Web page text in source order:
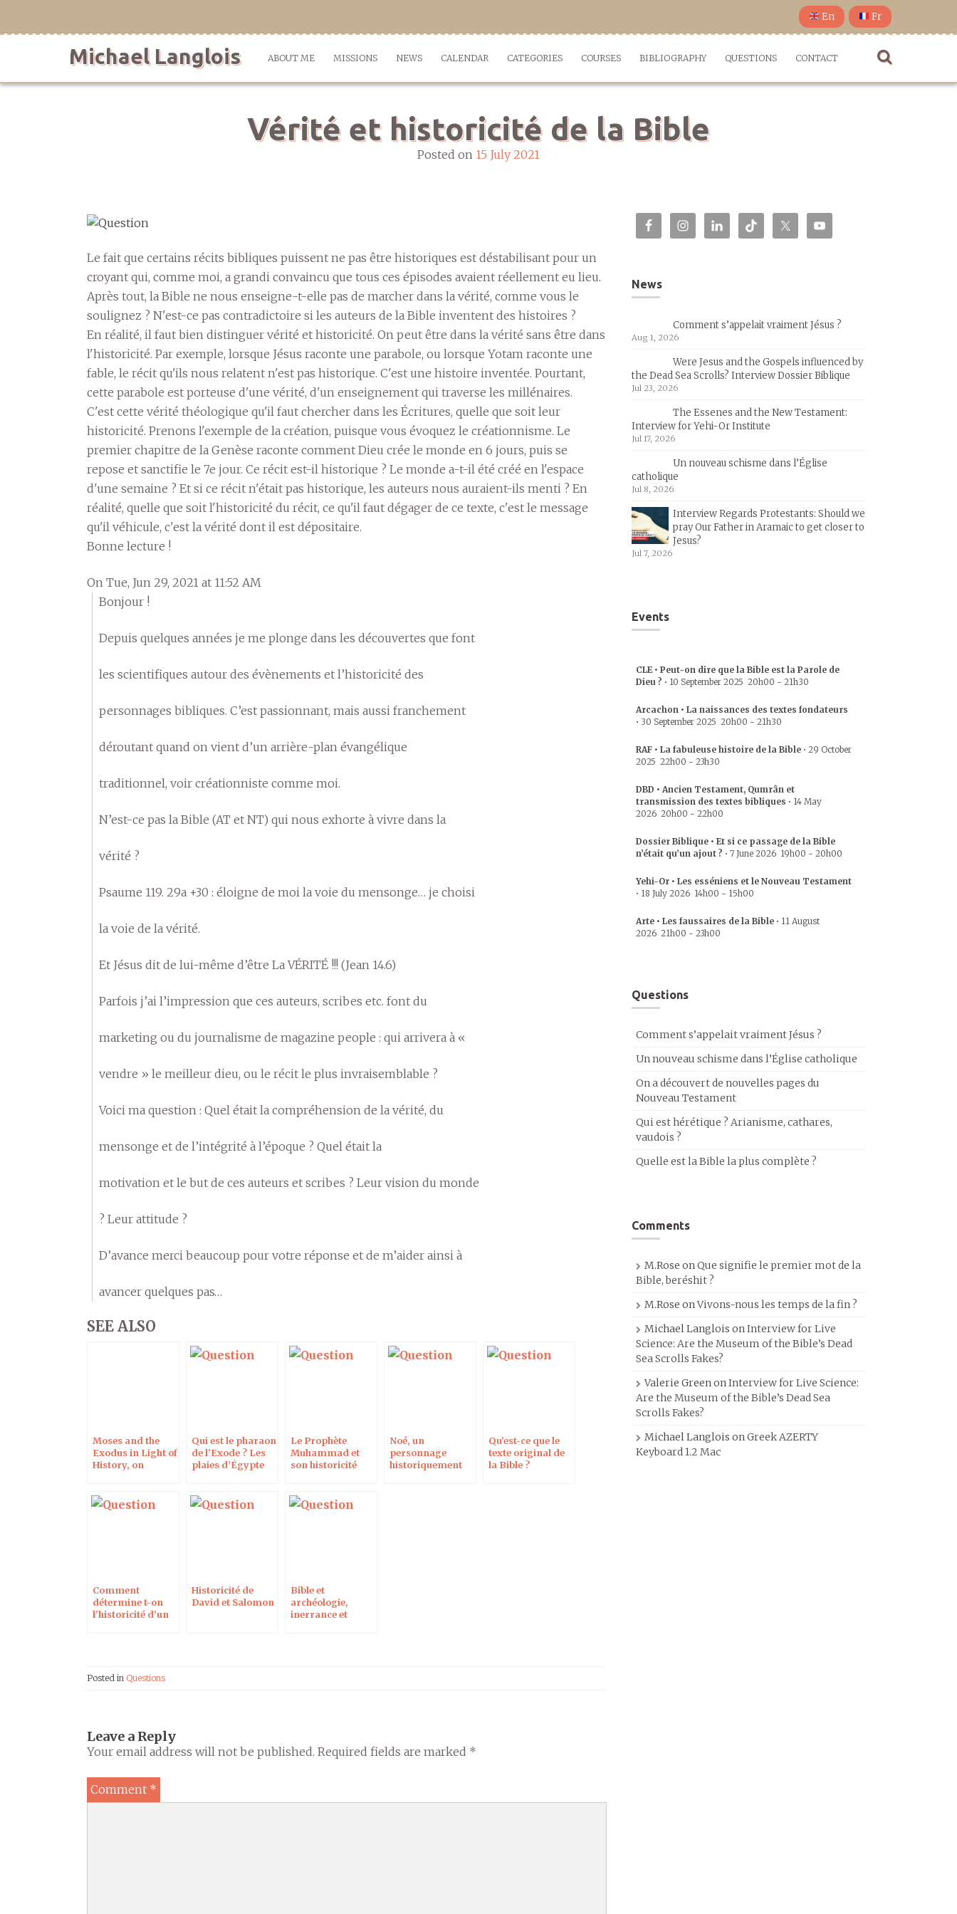
En Fr
Michael Langlois ABOUT ME MISSIONS NEWS CALENDAR CATEGORIES COURSES BIBLIOGRAPHY QUESTIONS CONTACT
Vérité et historicité de la Bible
Posted on 15 July 2021
Le fait que certains récits bibliques puissent ne pas être historiques est déstabilisant pour un
croyant qui, comme moi, a grandi convaincu que tous ces épisodes avaient réellement eu lieu.
Après tout, la Bible ne nous enseigne-t-elle pas de marcher dans la vérité, comme vous le
soulignez ? N'est-ce pas contradictoire si les auteurs de la Bible inventent des histoires ?
En réalité, il faut bien distinguer vérité et historicité. On peut être dans la vérité sans être dans
l'historicité. Par exemple, lorsque Jésus raconte une parabole, ou lorsque Yotam raconte une
fable, le récit qu'ils nous relatent n'est pas historique. C'est une histoire inventée. Pourtant,
cette parabole est porteuse d'une vérité, d'un enseignement qui traverse les millénaires.
C'est cette vérité théologique qu'il faut chercher dans les Écritures, quelle que soit leur
historicité. Prenons l'exemple de la création, puisque vous évoquez le créationnisme. Le
premier chapitre de la Genèse raconte comment Dieu crée le monde en 6 jours, puis se
repose et sanctifie le 7e jour. Ce récit est-il historique ? Le monde a-t-il été créé en l'espace
d'une semaine ? Et si ce récit n'était pas historique, les auteurs nous auraient-ils menti ? En
réalité, quelle que soit l'historicité du récit, ce qu'il faut dégager de ce texte, c'est le message
qu'il véhicule, c'est la vérité dont il est dépositaire.
Bonne lecture !
On Tue, Jun 29, 2021 at 11:52 AM
Bonjour !
Depuis quelques années je me plonge dans les découvertes que font
les scientifiques autour des évènements et l’historicité des
personnages bibliques. C’est passionnant, mais aussi franchement
déroutant quand on vient d’un arrière-plan évangélique
traditionnel, voir créationniste comme moi.
N’est-ce pas la Bible (AT et NT) qui nous exhorte à vivre dans la
vérité ?
Psaume 119. 29a +30 : éloigne de moi la voie du mensonge… je choisi
la voie de la vérité.
Et Jésus dit de lui-même d’être La VÉRITÉ !!! (Jean 14.6)
Parfois j’ai l’impression que ces auteurs, scribes etc. font du
marketing ou du journalisme de magazine people : qui arrivera à «
vendre » le meilleur dieu, ou le récit le plus invraisemblable ?
Voici ma question : Quel était la compréhension de la vérité, du
mensonge et de l’intégrité à l’époque ? Quel était la
motivation et le but de ces auteurs et scribes ? Leur vision du monde
? Leur attitude ?
D’avance merci beaucoup pour votre réponse et de m’aider ainsi à
avancer quelques pas…
SEE ALSO
Moses and the
Exodus in Light of
History, on
Qui est le pharaon
de l’Exode ? Les
plaies d’Égypte
Santorin ?
Le Prophète
Muhammad et
son historicité
Noé, un
personnage
historiquement
Qu’est-ce que le
texte original de
la Bible ?
Comment
détermine t-on
l’historicité d’un
Historicité de
David et Salomon
Bible et
archéologie,
inerrance et
Posted in Questions
Leave a Reply
Your email address will not be published. Required fields are marked *
Comment *
News
Comment s’appelait vraiment Jésus ?
Aug 1, 2026
Were Jesus and the Gospels influenced by
the Dead Sea Scrolls? Interview Dossier Biblique
Jul 23, 2026
The Essenes and the New Testament:
Interview for Yehi-Or Institute
Jul 17, 2026
Un nouveau schisme dans l’Église
catholique
Jul 8, 2026
Interview Regards Protestants: Should we
pray Our Father in Aramaic to get closer to
Jesus?
Jul 7, 2026
Events
CLE • Peut-on dire que la Bible est la Parole de
Dieu ? • 10 September 2025 20h00 - 21h30
Arcachon • La naissances des textes fondateurs
• 30 September 2025 20h00 - 21h30
RAF • La fabuleuse histoire de la Bible • 29 October
2025 22h00 - 23h30
DBD • Ancien Testament, Qumrân et
transmission des textes bibliques • 14 May
2026 20h00 - 22h00
Dossier Biblique • Et si ce passage de la Bible
n’était qu’un ajout ? • 7 June 2026 19h00 - 20h00
Yehi-Or • Les esséniens et le Nouveau Testament
• 18 July 2026 14h00 - 15h00
Arte • Les faussaires de la Bible • 11 August
2026 21h00 - 23h00
Questions
Comment s’appelait vraiment Jésus ?
Un nouveau schisme dans l’Église catholique
On a découvert de nouvelles pages du
Nouveau Testament
Qui est hérétique ? Arianisme, cathares,
vaudois ?
Quelle est la Bible la plus complète ?
Comments
M.Rose onQue signifie le premier mot de la
Bible, beréshit ?
M.Rose onVivons-nous les temps de la fin ?
Michael Langlois onInterview for Live
Science: Are the Museum of the Bible’s Dead
Sea Scrolls Fakes?
Valerie GreenonInterview for Live Science:
Are the Museum of the Bible’s Dead Sea
Scrolls Fakes?
Michael Langlois onGreek AZERTY
Keyboard 1.2 Mac